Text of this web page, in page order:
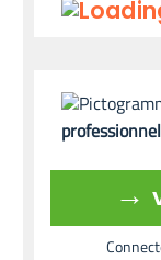
→